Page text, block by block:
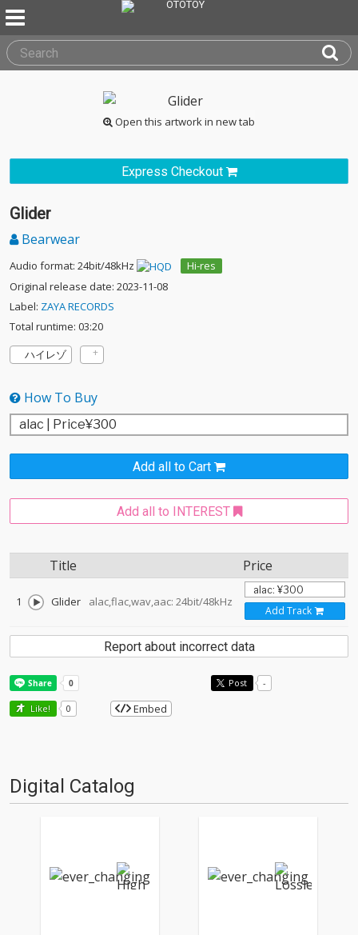
Open this artwork in new tab
Express Checkout
Glider
Bearwear
Audio format: 24bit/48kHz
Hi-res
Original release date: 2023-11-08
Label: ZAYA RECORDS
Total runtime: 03:20
ハイレゾ
How To Buy
Add all to Cart
Add all to INTEREST
Title Price
1 Glider alac,flac,wav,aac: 24bit/48kHz
Add Track
Report about incorrect data
Post -
Like! 0 Embed
Digital Catalog